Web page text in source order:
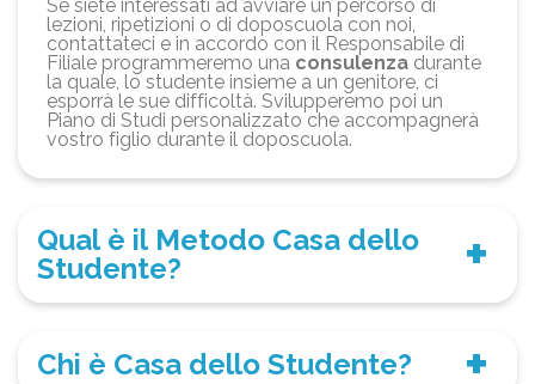
Se siete interessati ad avviare un percorso di
lezioni, ripetizioni o di doposcuola con noi,
contattateci e in accordo con il Responsabile di
Filiale programmeremo una consulenza durante
la quale, lo studente insieme a un genitore, ci
esporrà le sue difficoltà. Svilupperemo poi un
Piano di Studi personalizzato che accompagnerà
vostro figlio durante il doposcuola.
Qual è il Metodo Casa dello
Studente?
Chi è Casa dello Studente?